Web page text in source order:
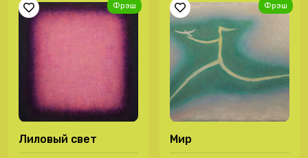
Фрэш
Лиловый свет
Фрэш
Мир